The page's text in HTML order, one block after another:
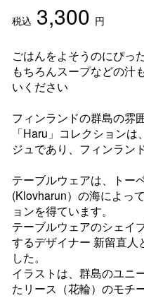
税込 3,300 円
ごはんをよそうのにぴっ
もちろんスープなどの汁
いください
フィンランドの群島の雰
「Haru」コレクション
ジュであり、フィンラン
テーブルウェアは、トー
(Klovharun）の海によっ
ョンを得ています。
テーブルウェアのシェイ
するデザイナー 新留直人
した。
イラストは、群島のユニ
たリース（花輪）のモチ